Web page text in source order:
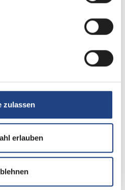
zulassen
erlauben